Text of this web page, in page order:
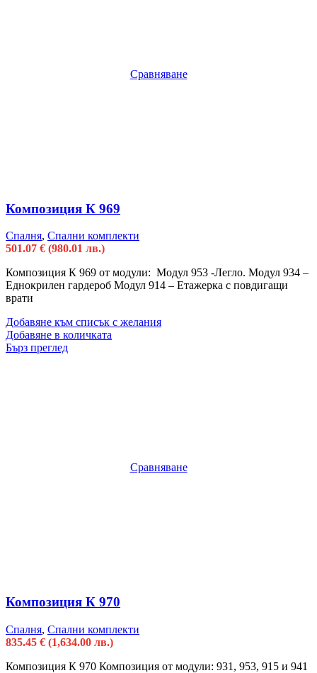
Сравняване
Композиция К 969
Спалня, Спални комплекти
501.07 € (980.01 лв.)
Композиция К 969 от модули: Модул 953 -Легло. Модул 934 –
Еднокрилен гардероб Модул 914 – Етажерка с повдигащи
врати
Добавяне към списък с желания
Добавяне в количката
Бърз преглед
Сравняване
Композиция К 970
Спалня, Спални комплекти
835.45 € (1,634.00 лв.)
Композиция К 970 Композиция от модули: 931, 953, 915 и 941